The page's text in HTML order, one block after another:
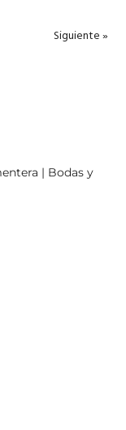
Siguiente »
| Bodas y